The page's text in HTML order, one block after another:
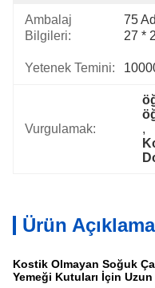
Ambalaj
Bilgileri:
75
27 *
Yetenek Temini:
Vurgulamak:
,
Ürün
Kostik Olmayan Soğuk
Yemeği Kutuları İçin